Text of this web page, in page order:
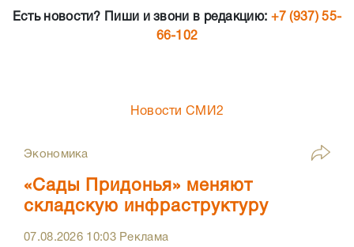
Есть новости? Пиши и звони в редакцию: +7 (937) 55-
66-102
Новости СМИ2
Экономика
«Сады Придонья» меняют
складскую инфраструктуру
07.08.2026 10:03Реклама